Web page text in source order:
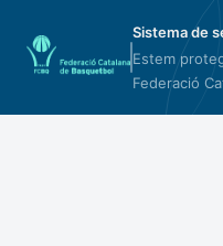
Sistema de
Estem
Federació